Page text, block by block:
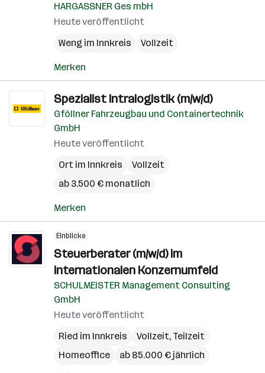
HARGASSNER Ges mbH
Heute veröffentlicht
Weng im Innkreis
Vollzeit
Merken
Spezialist Intralogistik (m/w/d)
Gföllner Fahrzeugbau und Containertechnik
GmbH
Heute veröffentlicht
Ort im Innkreis
Vollzeit
ab 3.500 € monatlich
Merken
Einblicke
Steuerberater (m/w/d) im
internationalen Konzernumfeld
SCHULMEISTER Management Consulting
GmbH
Heute veröffentlicht
Ried im Innkreis
Vollzeit, Teilzeit
Homeoffice
ab 85.000 € jährlich